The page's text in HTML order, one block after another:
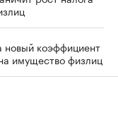
новый коэффициент
имущество физлиц